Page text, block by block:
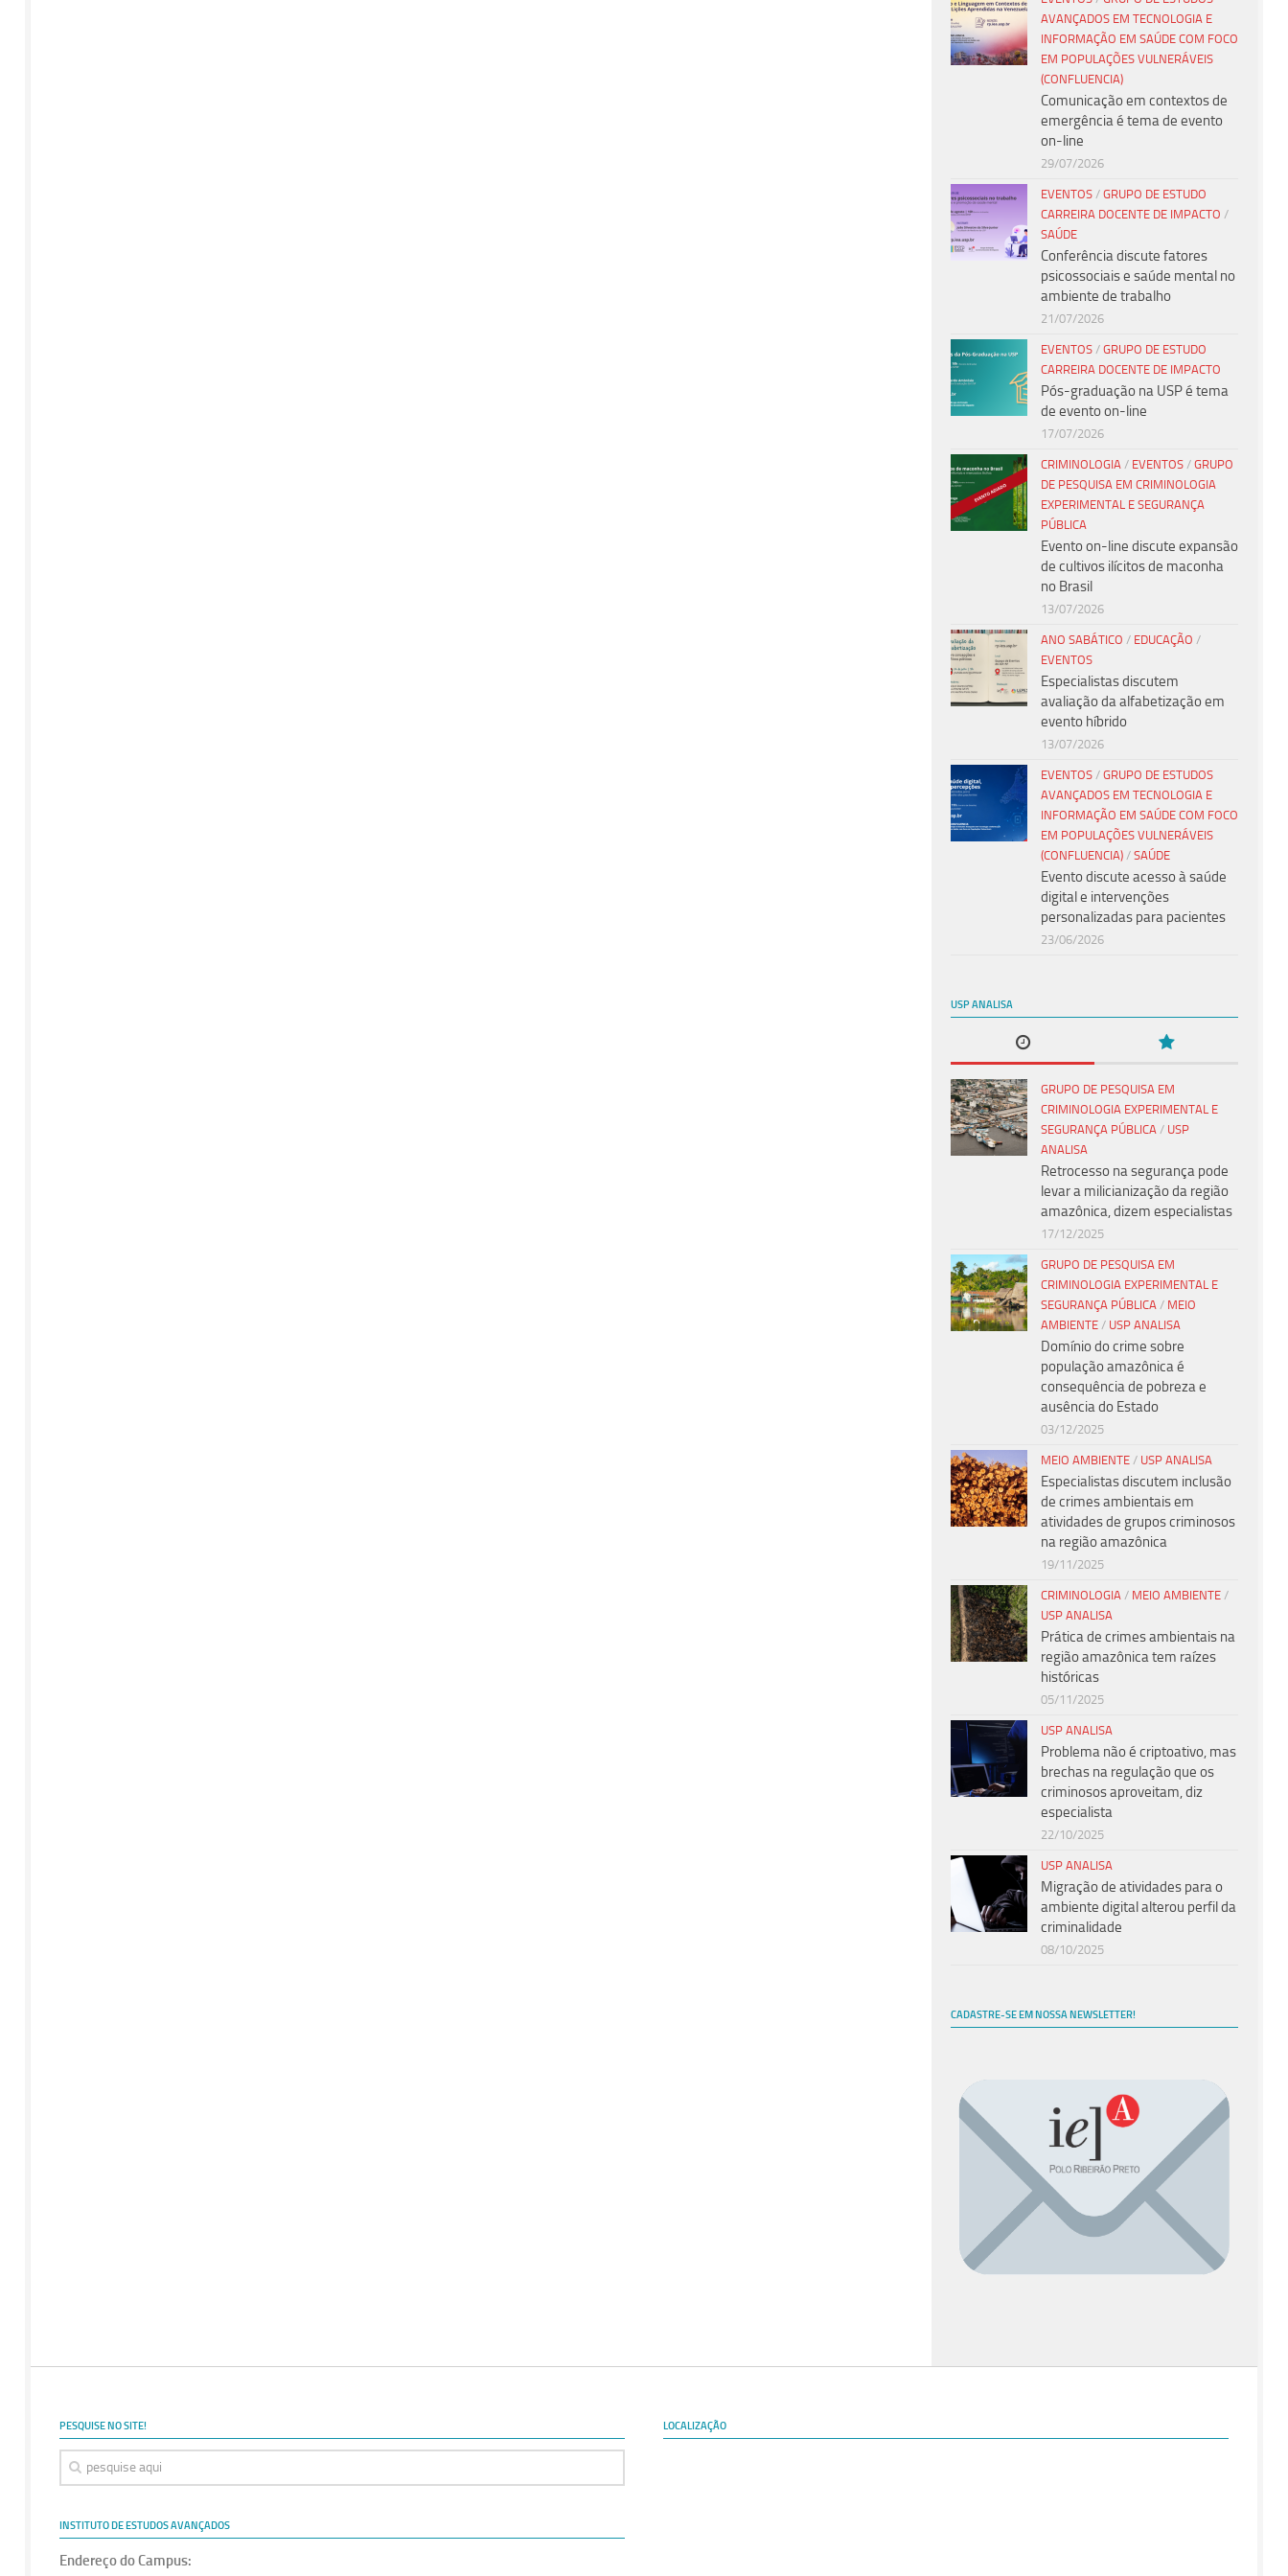
AVANÇADOS EM TECNOLOGIA E
INFORMAÇÃO EM SAÚDE COM FOCO
EM POPULAÇÕES VULNERÁVEIS
(CONFLUENCIA)
Comunicação em contextos de
emergência é tema de evento
on-line
29/07/2026
EVENTOS / GRUPO DE ESTUDO
CARREIRA DOCENTE DE IMPACTO /
SAÚDE
Conferência discute fatores
psicossociais e saúde mental no
ambiente de trabalho
21/07/2026
EVENTOS / GRUPO DE ESTUDO
CARREIRA DOCENTE DE IMPACTO
Pós-graduação na USP é tema
de evento on-line
17/07/2026
CRIMINOLOGIA / EVENTOS / GRUPO
DE PESQUISA EM CRIMINOLOGIA
EXPERIMENTAL E SEGURANÇA
PÚBLICA
Evento on-line discute expansão
de cultivos ilícitos de maconha
no Brasil
13/07/2026
ANO SABÁTICO / EDUCAÇÃO /
EVENTOS
Especialistas discutem
avaliação da alfabetização em
evento híbrido
13/07/2026
EVENTOS / GRUPO DE ESTUDOS
AVANÇADOS EM TECNOLOGIA E
INFORMAÇÃO EM SAÚDE COM FOCO
EM POPULAÇÕES VULNERÁVEIS
(CONFLUENCIA) / SAÚDE
Evento discute acesso à saúde
digital e intervenções
personalizadas para pacientes
23/06/2026
USP ANALISA
GRUPO DE PESQUISA EM
CRIMINOLOGIA EXPERIMENTAL E
SEGURANÇA PÚBLICA / USP
ANALISA
Retrocesso na segurança pode
levar a milicianização da região
amazônica, dizem especialistas
17/12/2025
GRUPO DE PESQUISA EM
CRIMINOLOGIA EXPERIMENTAL E
SEGURANÇA PÚBLICA / MEIO
AMBIENTE / USP ANALISA
Domínio do crime sobre
população amazônica é
consequência de pobreza e
ausência do Estado
03/12/2025
MEIO AMBIENTE / USP ANALISA
Especialistas discutem inclusão
de crimes ambientais em
atividades de grupos criminosos
na região amazônica
19/11/2025
CRIMINOLOGIA / MEIO AMBIENTE /
USP ANALISA
Prática de crimes ambientais na
região amazônica tem raízes
históricas
05/11/2025
USP ANALISA
Problema não é criptoativo, mas
brechas na regulação que os
criminosos aproveitam, diz
especialista
22/10/2025
USP ANALISA
Migração de atividades para o
ambiente digital alterou perfil da
criminalidade
08/10/2025
CADASTRE-SE EM NOSSA NEWSLETTER!
PESQUISE NO SITE!
INSTITUTO DE ESTUDOS AVANÇADOS
Endereço do Campus:
LOCALIZAÇÃO